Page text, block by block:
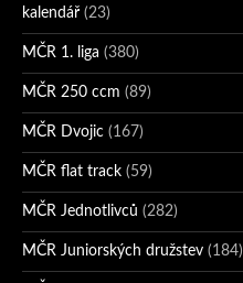
kalendář (23)
MČR 1. liga (380)
MČR 250 ccm (89)
MČR Dvojic (167)
MČR flat track (59)
MČR Jednotlivců (282)
MČR Juniorských družstev (184)